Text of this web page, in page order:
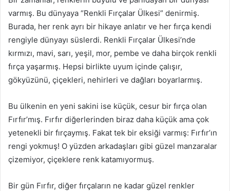
varmış. Bu dünyaya “Renkli Fırçalar Ülkesi” denirmiş.
Burada, her renk ayrı bir hikaye anlatır ve her fırça kendi
rengiyle dünyayı süslerdi. Renkli Fırçalar Ülkesi’nde
kırmızı, mavi, sarı, yeşil, mor, pembe ve daha birçok renkli
fırça yaşarmış. Hepsi birlikte uyum içinde çalışır,
gökyüzünü, çiçekleri, nehirleri ve dağları boyarlarmış.
Bu ülkenin en yeni sakini ise küçük, cesur bir fırça olan
Fırfır’mış. Fırfır diğerlerinden biraz daha küçük ama çok
yetenekli bir fırçaymış. Fakat tek bir eksiği varmış: Fırfır’ın
rengi yokmuş! O yüzden arkadaşları gibi güzel manzaralar
çizemiyor, çiçeklere renk katamıyormuş.
Bir gün Fırfır, diğer fırçaların ne kadar güzel renkler